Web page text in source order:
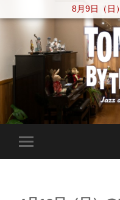
8月9日（日